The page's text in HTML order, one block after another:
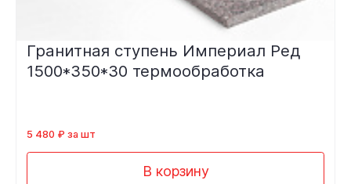
Гранитная ступень Империал Ред
1500*350*30 термообработка
5 480 ₽ за шт
В корзину